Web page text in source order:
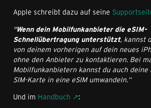
Apple schreibt dazu auf seine
"Wenn dein Mobilfunkanbieter die eSIM-
Schnellübertragung unterstützt, kannst
von deinem vorherigen auf dein neues
ohne den Anbieter zu kontaktieren. Bei
Mobilfunkanbietern kannst du auch
SIM-Karte in eine eSIM umwandeln.“
Und im Handbuch
: